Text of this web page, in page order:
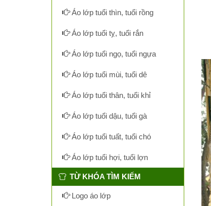
Áo lớp tuổi thìn, tuổi rồng
Áo lớp tuổi tỵ, tuổi rắn
Áo lớp tuổi ngọ, tuổi ngựa
Áo lớp tuổi mùi, tuổi dê
Áo lớp tuổi thân, tuổi khỉ
Áo lớp tuổi dậu, tuổi gà
Áo lớp tuổi tuất, tuổi chó
Áo lớp tuổi hợi, tuổi lợn
TỪ KHÓA TÌM KIẾM
Logo áo lớp